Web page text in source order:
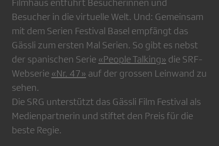
Filmhaus entführt Besucherinnen und
Besucher in die virtuelle Welt. Und: Gemeinsam
mit dem Serien Festival Basel empfängt das
Gässli zum ersten Mal Serien. So gibt es nebst
der spanischen Serie «People Talking» die SRF-
Webserie «Nr. 47» auf der grossen Leinwand zu
sehen.
Die SRG unterstützt das Gässli Film Festival als
Medienpartnerin und stiftet den Preis für die
beste Regie.